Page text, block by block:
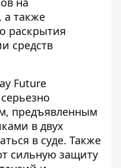
а также
раскрытия
средств
Future
предъявленным
в двух
в суде. Также
сильную защиту